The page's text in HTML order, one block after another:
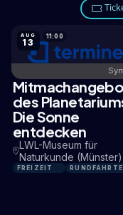
AUG
13
11:00
2,8 KM
des
Die Sonne
entdecken
LWL-Museum für
Naturkunde (Münster)
FREIZEIT